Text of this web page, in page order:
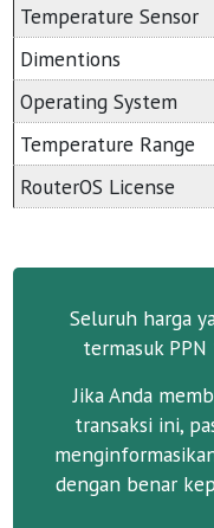
Temperature Sensor
Dimentions
Operating System
Temperature Range
RouterOS License
Seluruh harga
termasuk
Jika Anda
transaksi ini,
dengan benar